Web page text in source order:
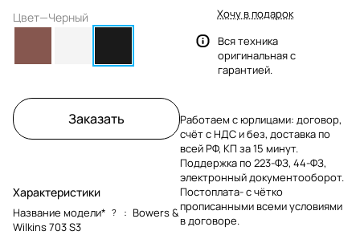
Цвет—Черный
Заказать
Характеристики
Название модели* ? : Bowers &
Wilkins 703 S3
Хочу в подарок
Вся техника
оригинальная с
гарантией.
Работаем с юрлицами: договор,
счёт с НДС и без, доставка по
всей РФ, КП за 15 минут.
Поддержка по 223-ФЗ, 44-ФЗ,
электронный документооборот.
Постоплата- с чётко
прописанными всеми условиями
в договоре.